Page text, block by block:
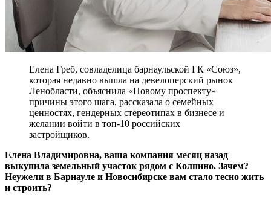
Елена Греб, совладелица барнаульской ГК «Союз»,
которая недавно вышла на девелоперский рынок
Ленобласти, объяснила «Новому проспекту»
причины этого шага, рассказала о семейных
ценностях, гендерных стереотипах в бизнесе и
желании войти в топ-10 российских
застройщиков.
Елена Владимировна, ваша компания месяц назад
выкупила земельный участок рядом с Колпино. Зачем?
Неужели в Барнауле и Новосибирске вам стало тесно жить
и строить?